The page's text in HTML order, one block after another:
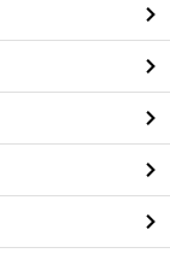
前
閉
る